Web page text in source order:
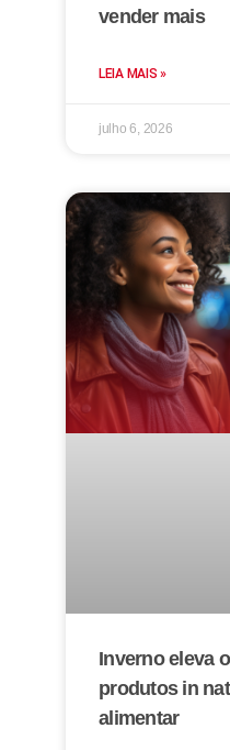
vender mais
LEIA MAIS »
julho 6, 2026
Inverno eleva
produtos in
alimentar